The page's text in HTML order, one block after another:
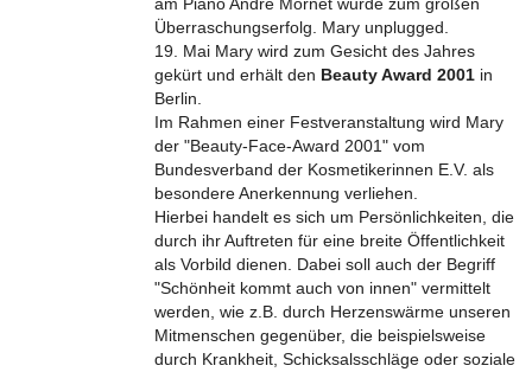
Überraschungserfolg. Mary unplugged.
19. Mai Mary wird zum Gesicht des Jahres
gekürt und erhält den Beauty Award 2001 in
Berlin.
Im Rahmen einer Festveranstaltung wird Mary
der "Beauty-Face-Award 2001" vom
Bundesverband der Kosmetikerinnen E.V. als
besondere Anerkennung verliehen.
Hierbei handelt es sich um Persönlichkeiten, die
durch ihr Auftreten für eine breite Öffentlichkeit
als Vorbild dienen. Dabei soll auch der Begriff
"Schönheit kommt auch von innen" vermittelt
werden, wie z.B. durch Herzenswärme unseren
Mitmenschen gegenüber, die beispielsweise
durch Krankheit, Schicksalsschläge oder soziale